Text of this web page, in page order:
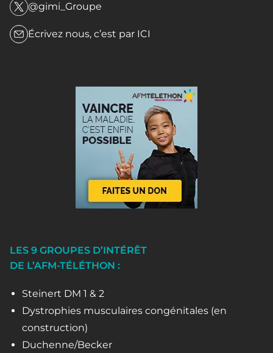
@gimi_Groupe
Écrivez nous, c’est par ICI
LES 9 GROUPES D’INTÉRÊT
DE L’AFM-TÉLÉTHON :
Steinert DM 1 & 2
Dystrophies musculaires congénitales (en
construction)
Duchenne/Becker